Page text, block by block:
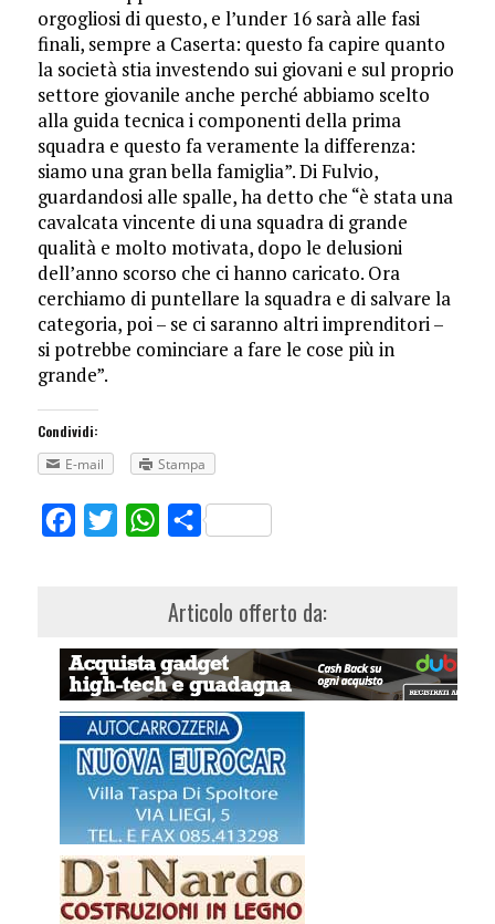
orgogliosi di questo, e l’under 16 sarà alle fasi
finali, sempre a Caserta: questo fa capire quanto
la società stia investendo sui giovani e sul proprio
settore giovanile anche perché abbiamo scelto
alla guida tecnica i componenti della prima
squadra e questo fa veramente la differenza:
siamo una gran bella famiglia”. Di Fulvio,
guardandosi alle spalle, ha detto che “è stata una
cavalcata vincente di una squadra di grande
qualità e molto motivata, dopo le delusioni
dell’anno scorso che ci hanno caricato. Ora
cerchiamo di puntellare la squadra e di salvare la
categoria, poi – se ci saranno altri imprenditori –
si potrebbe cominciare a fare le cose più in
grande”.
Condividi:
E-mail
Stampa
FacebookTwitterWhatsApp
Share
Articolo offerto da: